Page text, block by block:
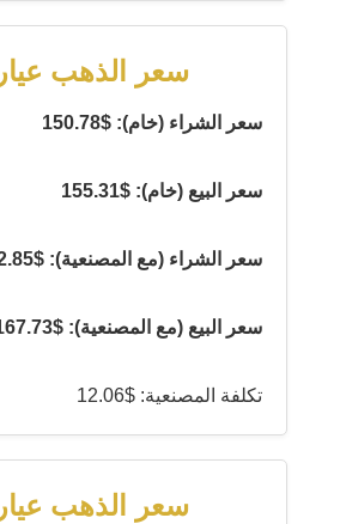
سعر الذهب عيار 22
سعر الشراء (خام): $150.78
سعر البيع (خام): $155.31
سعر الشراء (مع المصنعية): $162.85
سعر البيع (مع المصنعية): $167.73
تكلفة المصنعية: $12.06
سعر الذهب عيار 21